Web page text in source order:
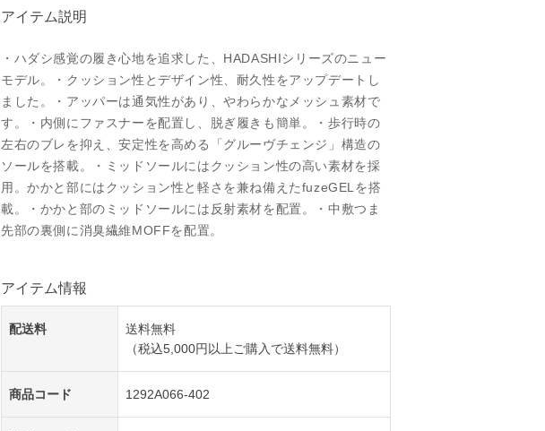
アイテム説明
・ハダシ感覚の履き心地を追求した、HADASHIシリーズのニュー
モデル。・クッション性とデザイン性、耐久性をアップデートし
ました。・アッパーは通気性があり、やわらかなメッシュ素材で
す。・内側にファスナーを配置し、脱ぎ履きも簡単。・歩行時の
左右のブレを抑え、安定性を高める「グルーヴチェンジ」構造の
ソールを搭載。・ミッドソールにはクッション性の高い素材を採
用。かかと部にはクッション性と軽さを兼ね備えたfuzeGELを搭
載。・かかと部のミッドソールには反射素材を配置。・中敷つま
先部の裏側に消臭繊維MOFFを配置。
アイテム情報
配送料
送料無料
（税込5,000円以上ご購入で送料無料）
商品コード 1292A066-402